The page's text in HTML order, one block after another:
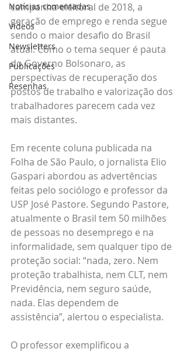
Notícias comentadas
Vídeos
Newsletters
Publicações
Resenhas
campanha eleitoral de 2018, a
geração de emprego e renda segue
sendo o maior desafio do Brasil
atual. Como o tema sequer é pauta
do Governo Bolsonaro, as
perspectivas de recuperação dos
postos de trabalho e valorização dos
trabalhadores parecem cada vez
mais distantes.
Em recente coluna publicada na
Folha de São Paulo, o jornalista Elio
Gaspari abordou as advertências
feitas pelo sociólogo e professor da
USP José Pastore. Segundo Pastore,
atualmente o Brasil tem 50 milhões
de pessoas no desemprego e na
informalidade, sem qualquer tipo de
proteção social: “nada, zero. Nem
proteção trabalhista, nem CLT, nem
Previdência, nem seguro saúde,
nada. Elas dependem de
assistência”, alertou o especialista.
O professor exemplificou a